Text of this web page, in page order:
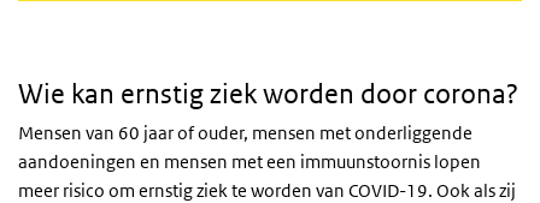
Wie kan ernstig ziek worden door corona?
Mensen van 60 jaar of ouder, mensen met onderliggende
aandoeningen en mensen met een immuunstoornis lopen
meer risico om ernstig ziek te worden van COVID-19. Ook als zij